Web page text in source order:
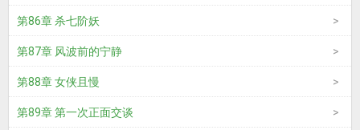
第86章 杀七阶妖
第87章 风波前的宁静
第88章 女侠且慢
第89章 第一次正面交谈